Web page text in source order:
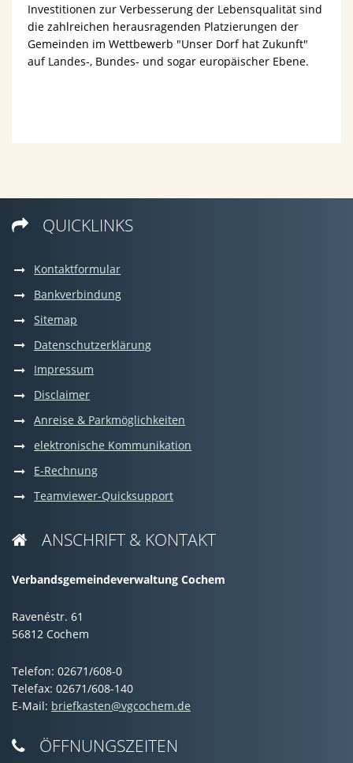
Investitionen zur Verbesserung der Lebensqualität sind
die zahlreichen herausragenden Platzierungen der
Gemeinden im Wettbewerb "Unser Dorf hat Zukunft"
auf Landes-, Bundes- und sogar europäischer Ebene.
 QUICKLINKS
Kontaktformular
Bankverbindung
Sitemap
Datenschutzerklärung
Impressum
Disclaimer
Anreise & Parkmöglichkeiten
elektronische Kommunikation
E-Rechnung
Teamviewer-Quicksupport
 ANSCHRIFT & KONTAKT
Verbandsgemeindeverwaltung Cochem
Ravenéstr. 61
56812 Cochem
Telefon: 02671/608-0
Telefax: 02671/608-140
E-Mail: briefkasten@vgcochem.de
 ÖFFNUNGSZEITEN